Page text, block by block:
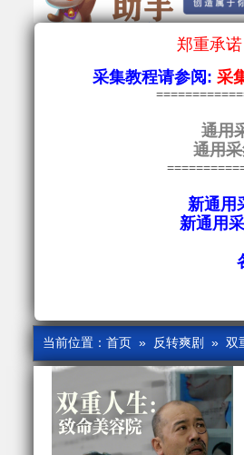
郑重承
采集教程请参阅: 采
通用
通用
新通用
新通用
当前位置： 首页 » 反转爽剧 » 双